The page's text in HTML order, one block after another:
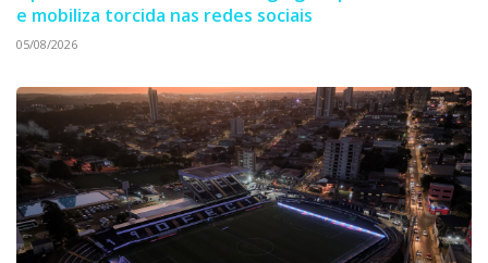
e mobiliza torcida nas redes sociais
05/08/2026